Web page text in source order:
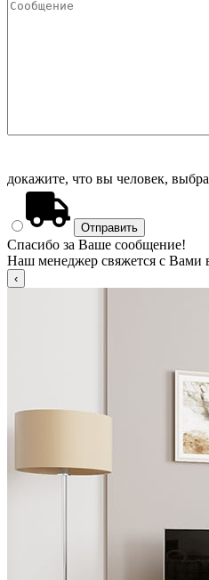
докажите, что вы человек,
Спасибо за Ваше сообщение!
Наш менеджер свяжется с Вами